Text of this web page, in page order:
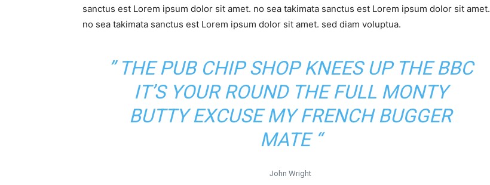
sanctus est Lorem ipsum dolor sit amet. no sea takimata sanctus est Lorem ipsum dolor sit amet.
no sea takimata sanctus est Lorem ipsum dolor sit amet. sed diam voluptua.
” THE PUB CHIP SHOP KNEES UP THE BBC
IT’S YOUR ROUND THE FULL MONTY
BUTTY EXCUSE MY FRENCH BUGGER
MATE “
John Wright